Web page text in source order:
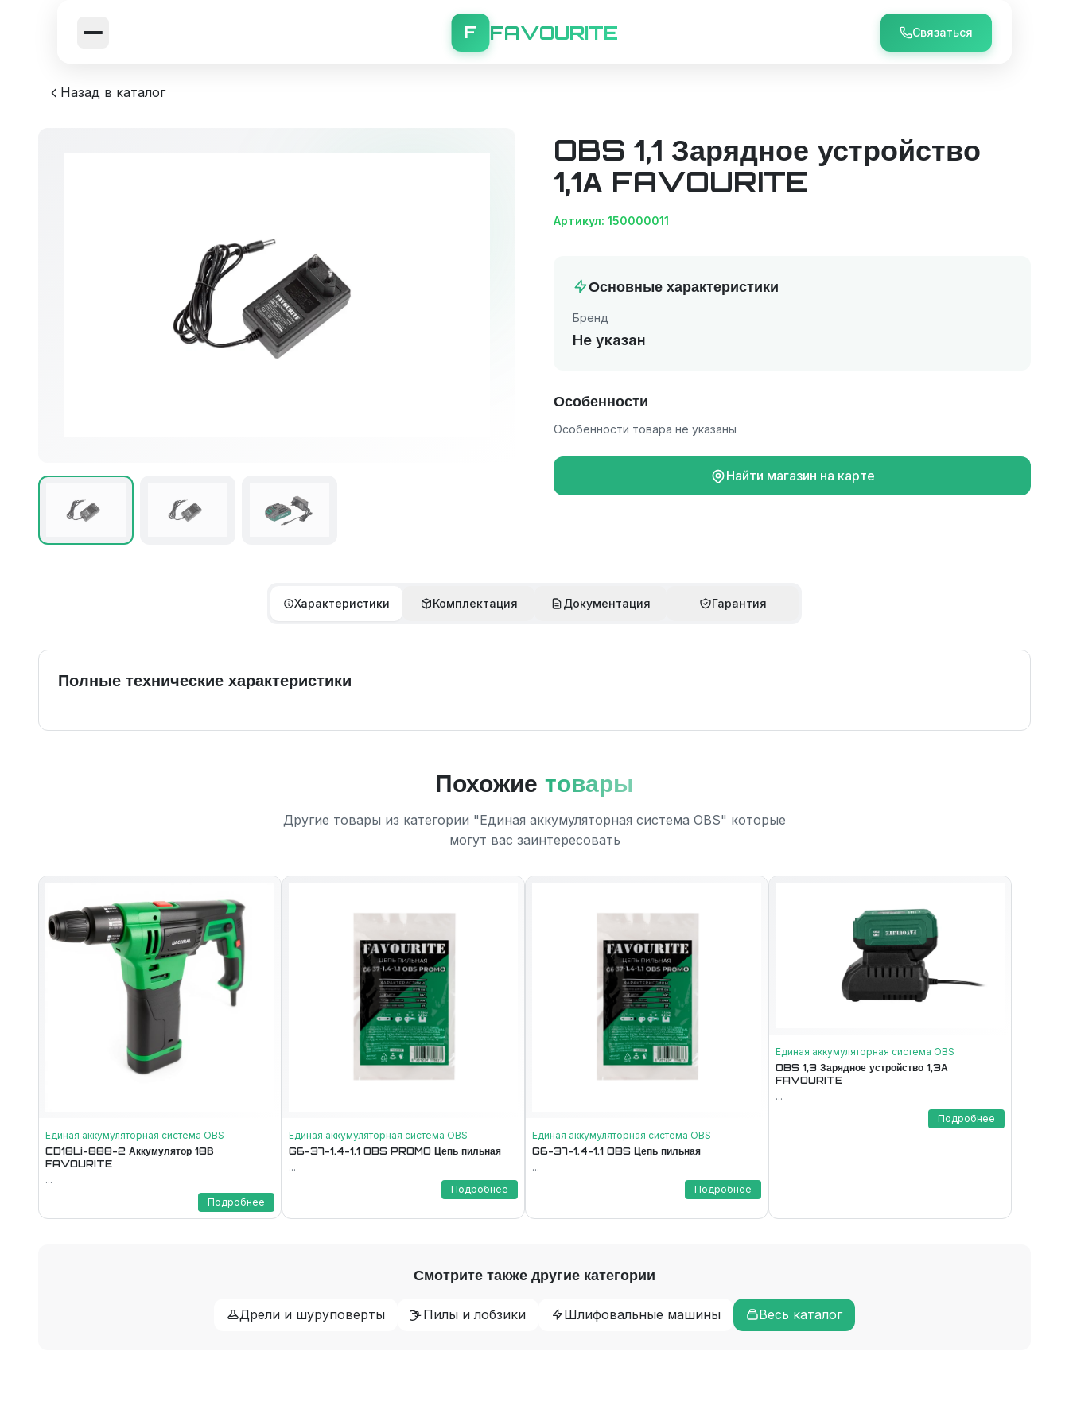
F FAVOURITE Связаться
Назад в каталог
OBS 1,1 Зарядное устройство
1,1А FAVOURITE
Артикул: 150000011
Основные характеристики
Бренд
Не указан
Особенности
Особенности товара не указаны
Найти магазин на карте
Характеристики Комплектация Документация Гарантия
Полные технические характеристики
Похожие товары
Другие товары из категории "Единая аккумуляторная система ОВS" которые
могут вас заинтересовать
Единая аккумуляторная система ОВS
CD18Li-888-2 Аккумулятор 18В
FAVOURITE
...
Подробнее
Единая аккумуляторная система ОВS
G6-37-1.4-1.1 OBS PROMO Цепь пильная
...
Подробнее
Единая аккумуляторная система ОВS
G6-37-1.4-1.1 OBS Цепь пильная
...
Подробнее
Единая аккумуляторная система ОВS
OBS 1,3 Зарядное устройство 1,3А
FAVOURITE
...
Подробнее
Смотрите также другие категории
Дрели и шуруповерты Пилы и лобзики Шлифовальные машины Весь каталог